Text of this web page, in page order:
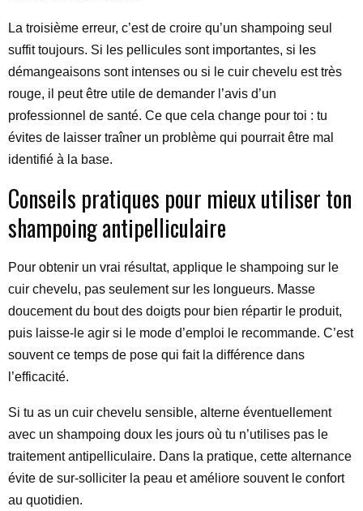
La troisième erreur, c’est de croire qu’un shampoing seul
suffit toujours. Si les pellicules sont importantes, si les
démangeaisons sont intenses ou si le cuir chevelu est très
rouge, il peut être utile de demander l’avis d’un
professionnel de santé. Ce que cela change pour toi : tu
évites de laisser traîner un problème qui pourrait être mal
identifié à la base.
Conseils pratiques pour mieux utiliser ton
shampoing antipelliculaire
Pour obtenir un vrai résultat, applique le shampoing sur le
cuir chevelu, pas seulement sur les longueurs. Masse
doucement du bout des doigts pour bien répartir le produit,
puis laisse-le agir si le mode d’emploi le recommande. C’est
souvent ce temps de pose qui fait la différence dans
l’efficacité.
Si tu as un cuir chevelu sensible, alterne éventuellement
avec un shampoing doux les jours où tu n’utilises pas le
traitement antipelliculaire. Dans la pratique, cette alternance
évite de sur-solliciter la peau et améliore souvent le confort
au quotidien.